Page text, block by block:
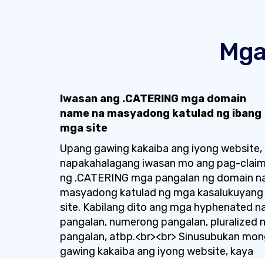
Iwasan ang .CATERING mga domain
name na masyadong katulad ng ibang
mga site
Upang gawing kakaiba ang iyong website,
napakahalagang iwasan mo ang pag-claim
ng .CATERING mga pangalan ng domain
masyadong katulad ng mga kasalukuyang
site. Kabilang dito ang mga hyphenated
pangalan, numerong pangalan, pluralized
pangalan, atbp.<br><br> Sinusubukan
gawing kakaiba ang iyong website, kaya